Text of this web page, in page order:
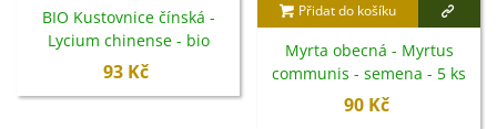
BIO Kustovnice čínská -
Lycium chinense - bio
semena - 5 ks
93 Kč
Přidat do košíku
Myrta obecná - Myrtus
communis - semena - 5 ks
90 Kč